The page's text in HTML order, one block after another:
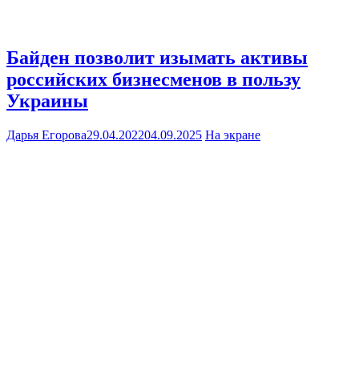
Байден позволит изымать активы
российских бизнесменов в пользу
Украины
Дарья Егорова29.04.202204.09.2025 На экране